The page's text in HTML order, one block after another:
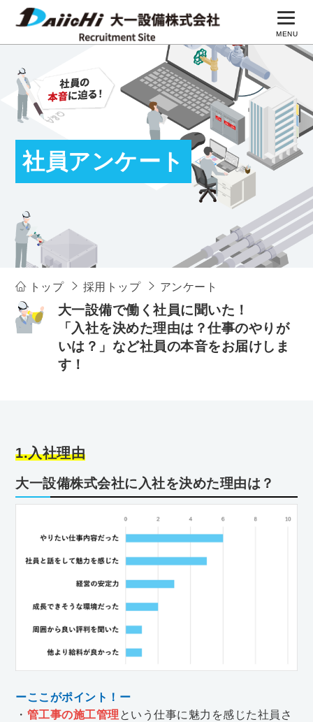
社員アンケート
トップ 採用トップ アンケート
大一設備で働く社員に聞いた！
「入社を決めた理由は？仕事のやりが
いは？」など社員の本音をお届けしま
す！
1.入社理由
大一設備株式会社に入社を決めた理由は？
ーここがポイント！ー
・ 管工事の施工管理 という仕事に魅力を感じた社員さ
MENU
3分で知る大一設備
仕事を知る
働く環境
募集要項
コーポレートサイト